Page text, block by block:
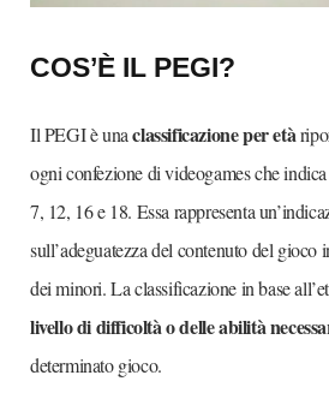
COS’È IL PEGI?
Il PEGI è unaclassificazione per età
ogni confezione di videogames che
7, 12, 16 e 18. Essa rappresenta
sull’adeguatezza del contenuto del
dei minori. La classificazione in base
livello di difficoltà o delle abilità
determinato gioco.